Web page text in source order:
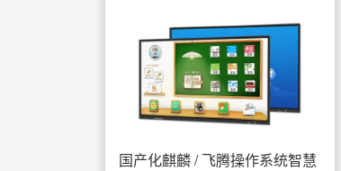
国产化麒麟 / 飞腾操作系统智慧